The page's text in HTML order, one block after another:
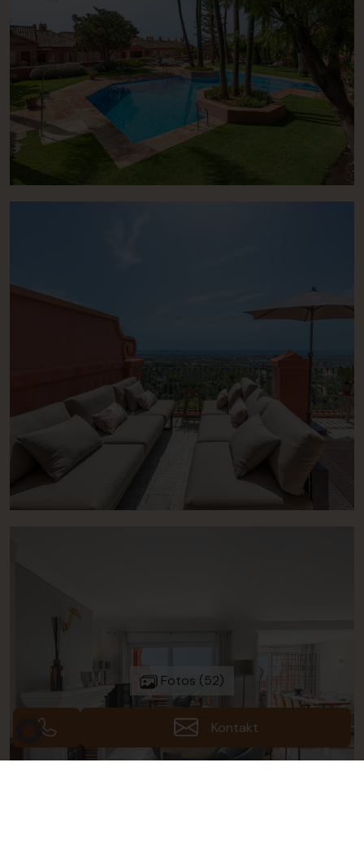
Fotos (52)
Kontakt